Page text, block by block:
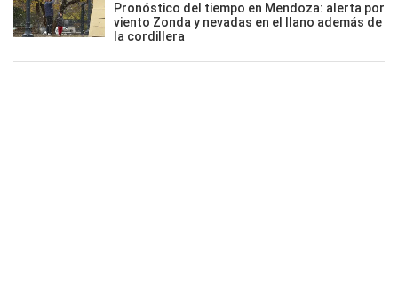
Pronóstico del tiempo en Mendoza: alerta por
viento Zonda y nevadas en el llano además de
la cordillera